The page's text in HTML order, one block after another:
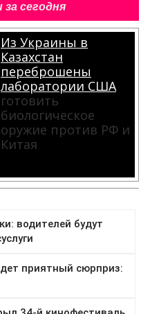
сегодня
Из Украины в
Казахстан
переброшены
лаборатории США
готовить
биологическое
оружие против РФ и
Китая